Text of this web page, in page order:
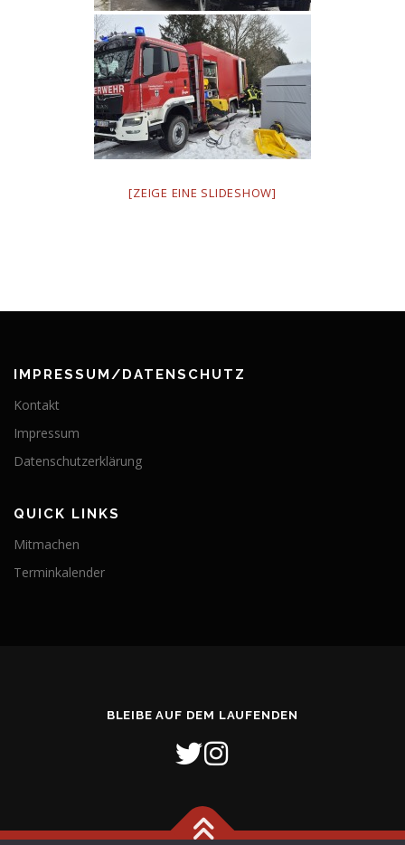
[ZEIGE EINE SLIDESHOW]
IMPRESSUM/DATENSCHUTZ
Kontakt
Impressum
Datenschutzerklärung
QUICK LINKS
Mitmachen
Terminkalender
BLEIBE AUF DEM LAUFENDEN